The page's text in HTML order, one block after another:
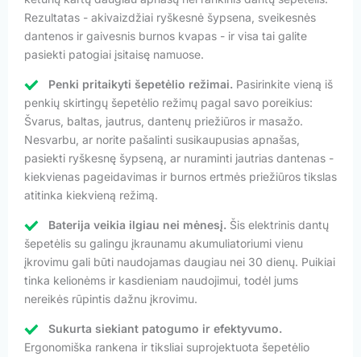
Rezultatas - akivaizdžiai ryškesnė šypsena, sveikesnės
dantenos ir gaivesnis burnos kvapas - ir visa tai galite
pasiekti patogiai įsitaisę namuose.
Penki pritaikyti šepetėlio režimai. Pasirinkite vieną iš
penkių skirtingų šepetėlio režimų pagal savo poreikius:
Švarus, baltas, jautrus, dantenų priežiūros ir masažo.
Nesvarbu, ar norite pašalinti susikaupusias apnašas,
pasiekti ryškesnę šypseną, ar nuraminti jautrias dantenas -
kiekvienas pageidavimas ir burnos ertmės priežiūros tikslas
atitinka kiekvieną režimą.
Baterija veikia ilgiau nei mėnesį. Šis elektrinis dantų
šepetėlis su galingu įkraunamu akumuliatoriumi vienu
įkrovimu gali būti naudojamas daugiau nei 30 dienų. Puikiai
tinka kelionėms ir kasdieniam naudojimui, todėl jums
nereikės rūpintis dažnu įkrovimu.
Sukurta siekiant patogumo ir efektyvumo.
Ergonomiška rankena ir tiksliai suprojektuota šepetėlio